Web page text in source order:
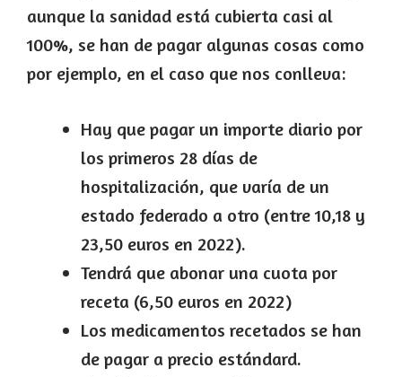
aunque la sanidad está cubierta casi al
100%, se han de pagar algunas cosas como
por ejemplo, en el caso que nos conlleva:
Hay que pagar un importe diario por
los primeros 28 días de
hospitalización, que varía de un
estado federado a otro (entre 10,18 y
23,50 euros en 2022).
Tendrá que abonar una cuota por
receta (6,50 euros en 2022)
Los medicamentos recetados se han
de pagar a precio estándard.